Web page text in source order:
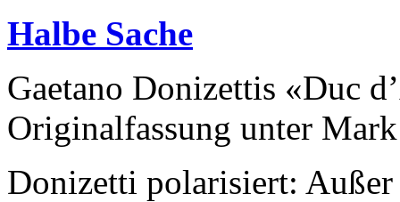
Halbe Sache
Gaetano Donizettis «Duc
Originalfassung unter
Donizetti polarisiert: